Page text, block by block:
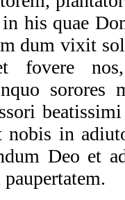
his quae
dum vixit
fovere
sorores
in
Deo et